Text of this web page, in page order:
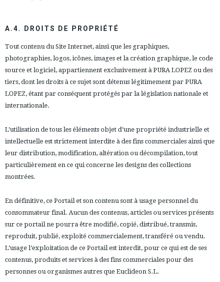
A.4. DROITS DE PROPRIÉTÉ
Tout contenu du Site Internet, ainsi que les graphiques,
photographies, logos, icônes, images et la création graphique, le code
source et logiciel, appartiennent exclusivement à PURA LOPEZ ou des
tiers, dont les droits à ce sujet sont détenus légitimement par PURA
LOPEZ, étant par conséquent protégés par la législation nationale et
internationale.
L’utilisation de tous les éléments objet d’une propriété industrielle et
intellectuelle est strictement interdite à des fins commerciales ainsi que
leur distribution, modification, altération ou décompilation, tout
particulièrement en ce qui concerne les designs des collections
montrées.
En définitive, ce Portail et son contenu sont à usage personnel du
consommateur final. Aucun des contenus, articles ou services présents
sur ce portail ne pourra être modifié, copié, distribué, transmis,
reproduit, publié, exploité commercialement, transféré ou vendu.
L’usage l’exploitation de ce Portail est interdit, pour ce qui est de ses
contenus, produits et services à des fins commerciales pour des
personnes ou organismes autres que Euclideon S.L.